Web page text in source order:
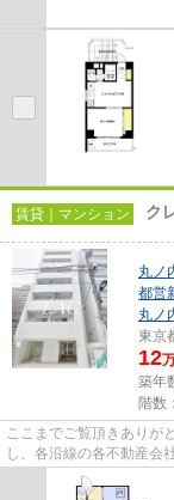
賃貸｜マンション ク
丸ノ
都営
丸ノ
東京
12
築年
階数
ここまでご覧頂きありが
し、各沿線の各不動産会
しております！最新の情報